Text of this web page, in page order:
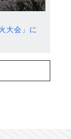
大会」に